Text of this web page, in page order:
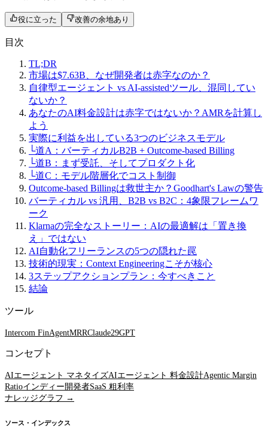
役に立った 改善の余地あり
目次
TL;DR
市場は$7.63B、なぜ開発者は赤字なのか？
自律型エージェント vs AI-assistedツール、混同してい
ないか？
あなたのAI料金設計は赤字ではないか？AMRを計算し
よう
実際に利益を出している3つのビジネスモデル
└道A：バーティカルB2B + Outcome-based Billing
└道B：まず受託、そしてプロダクト化
└道C：モデル階層化でコスト制御
Outcome-based Billingは救世主か？Goodhart's Lawの警告
バーティカル vs 汎用、B2B vs B2C：4象限フレームワ
ーク
Klarnaの完全なストーリー：AIの最適解は「置き換
え」ではない
AI自動化フリーランスの5つの隠れた罠
技術的現実：Context Engineeringこそが核心
3ステップアクションプラン：今すべきこと
結論
ツール
Intercom FinAgentMRRClaude29GPT
コンセプト
AIエージェント マネタイズAIエージェント 料金設計Agentic Margin
Ratioインディー開発者SaaS 粗利率
ナレッジグラフ →
ソース・インデックス